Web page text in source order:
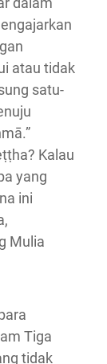
atau tidak
satu-
Kalau
yang
ini
Mulia
Tiga
tidak